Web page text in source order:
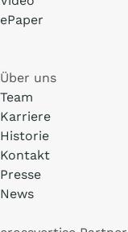
ePaper
Über uns
Team
Karriere
Historie
Kontakt
Presse
News